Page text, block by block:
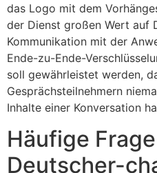
das Logo mit dem
der Dienst großen Wert auf
Kommunikation mit der
Ende-zu-Ende-
soll gewährleistet werden,
Gesprächsteilnehmern
Inhalte einer Konversation
Häufige
Deutscher-